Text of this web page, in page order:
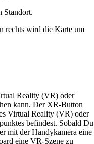
Standort.
rechts wird die Karte um
Reality (VR) oder
kann. Der XR-Button
Virtual Reality (VR) oder
befindest. Sobald Du
mit der Handykamera eine
eine VR-Szene zu